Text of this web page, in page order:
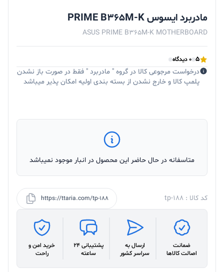
مادربرد ایسوس PRIME B365M-K
ASUS PRIME B365M-K MOTHERBOARD
5 0 دیدگاه
درخواست مرجوعی کالا در گروه " مادربرد " فقط در صورت باز نشدن
پلمپ کالا و خارج نشدن از بسته بندی اولیه امکان پذیر میباشد
متاسفانه در حال حاضر این محصول در انبار موجود نمیباشد
کد کالا : tp-188 https://ttaria.com/tp-188
ضمانت
اصالت کالاها
ارسال به
سراسر کشور
پشتیبانی 24
ساعته
خرید امن و
راحت